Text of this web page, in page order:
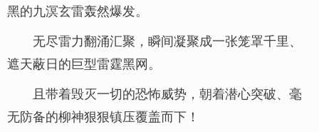
黑的九溟玄雷轰然爆发。
无尽雷力翻涌汇聚，瞬间凝聚成一张笼罩千里、
遮天蔽日的巨型雷霆黑网。
且带着毁灭一切的恐怖威势，朝着潜心突破、毫
无防备的柳神狠狠镇压覆盖而下！